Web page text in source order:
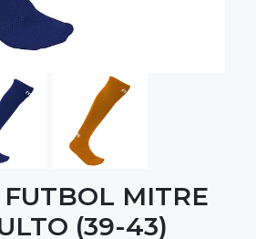
MITRE
(39-43)